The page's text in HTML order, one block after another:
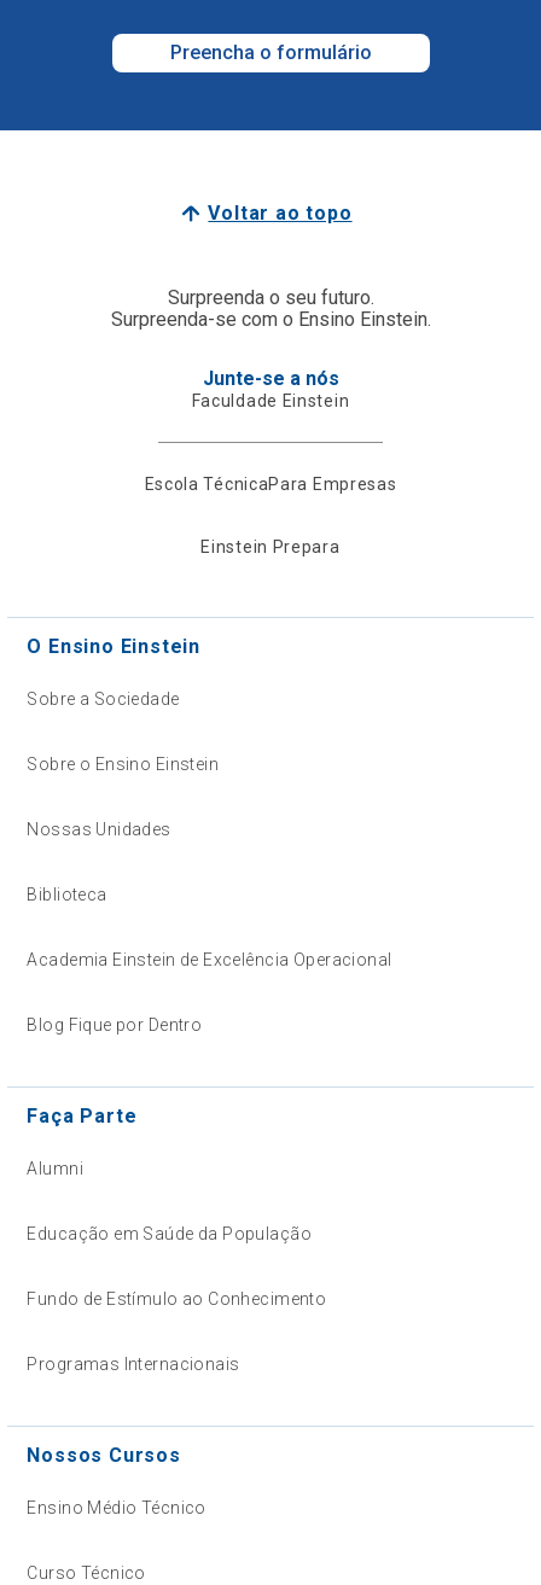
Preencha o formulário
Voltar ao topo
Surpreenda o seu futuro.
Surpreenda-se com o Ensino Einstein.
Junte-se a nós
Faculdade Einstein
Escola TécnicaPara Empresas
Einstein Prepara
O Ensino Einstein
Sobre a Sociedade
Sobre o Ensino Einstein
Nossas Unidades
Biblioteca
Academia Einstein de Excelência Operacional
Blog Fique por Dentro
Faça Parte
Alumni
Educação em Saúde da População
Fundo de Estímulo ao Conhecimento
Programas Internacionais
Nossos Cursos
Ensino Médio Técnico
Curso Técnico